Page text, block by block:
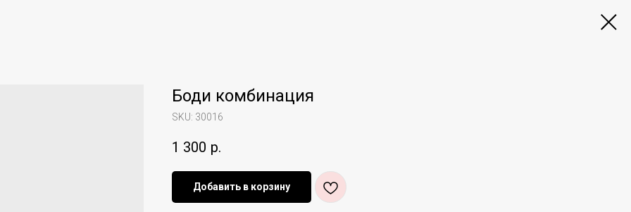
Боди комбинация
SKU: 30016
1 300 р.
Добавить в корзину